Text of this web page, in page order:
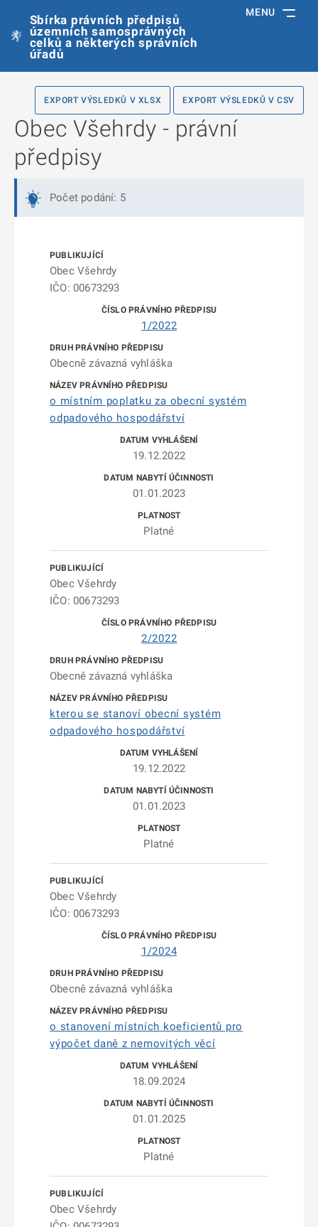
Sbírka právních předpisů
územních samosprávných
celků a některých správních
úřadů
MENU
EXPORT VÝSLEDKŮ V XLSX EXPORT VÝSLEDKŮ V CSV
Obec Všehrdy - právní
předpisy
Počet podání: 5
Obec Všehrdy
IČO: 00673293
1/2022
Obecně závazná vyhláška
o místním poplatku za obecní systém
odpadového hospodářství
19.12.2022
01.01.2023
Platné
Obec Všehrdy
IČO: 00673293
2/2022
Obecně závazná vyhláška
kterou se stanoví obecní systém
odpadového hospodářství
19.12.2022
01.01.2023
Platné
Obec Všehrdy
IČO: 00673293
1/2024
Obecně závazná vyhláška
o stanovení místních koeficientů pro
výpočet daně z nemovitých věcí
18.09.2024
01.01.2025
Platné
Obec Všehrdy